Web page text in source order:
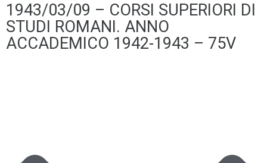
1943/03/09 – CORSI SUPERIORI DI
STUDI ROMANI. ANNO
ACCADEMICO 1942-1943 – 75V